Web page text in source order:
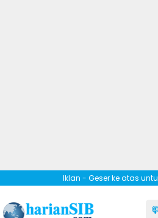
Iklan - Geser ke atas